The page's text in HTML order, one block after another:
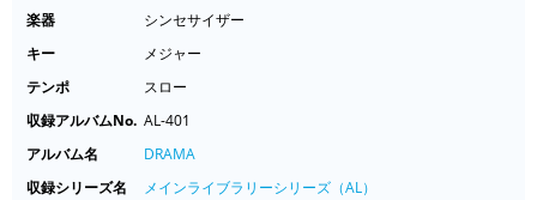
楽器
シンセサイザー
キー
メジャー
テンポ
スロー
収録アルバムNo. AL-401
アルバム名
DRAMA
収録シリーズ名
メインライブラリーシリーズ（AL）